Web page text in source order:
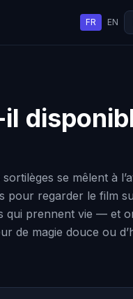
FR EN
se mêlent à
pour regarder le film
qui prennent vie — et
de magie douce ou